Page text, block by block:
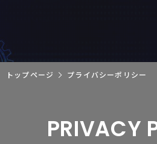
トップページ プライバシーポリシー
PRIVACY